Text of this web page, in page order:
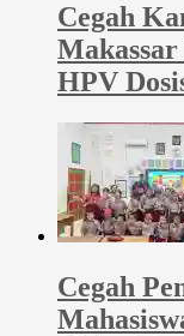
Cegah
HPV
Cegah